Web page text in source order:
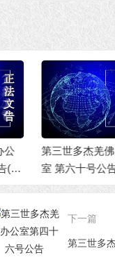
公
1
第三世多杰羌
室第五十九号
23/2020)
下一篇